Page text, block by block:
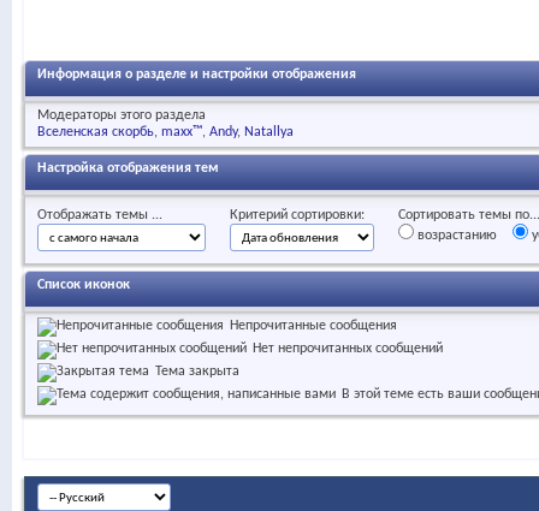
Информация о разделе и настройки отображения
Модераторы этого раздела
Вселенская скорбь maxx™ Andy Natallya
Настройка отображения тем
Отображать темы ... Критерий сортировки:
Сортировать темы по...
возрастанию
Список иконок
Непрочитанные сообщения
Нет непрочитанных сообщений
Тема закрыта
В этой теме есть ваши